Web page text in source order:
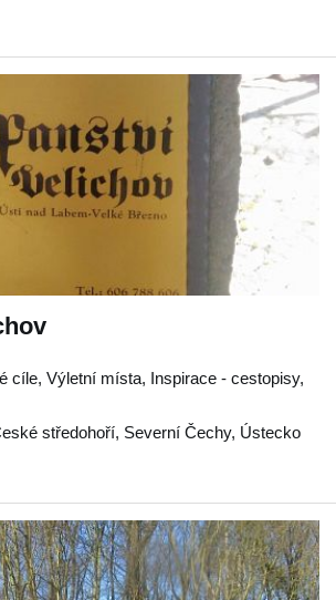
cíle, Výletní místa, Inspirace - cestopisy,
středohoří, Severní Čechy, Ústecko